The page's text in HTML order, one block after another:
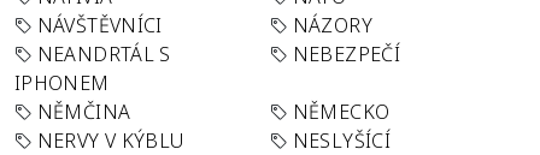
NÁVŠTĚVNÍCI
NÁZORY
NEANDRTÁL S
IPHONEM
NEBEZPEČÍ
NĚMČINA
NĚMECKO
NERVY V KÝBLU
NESLYŠÍCÍ